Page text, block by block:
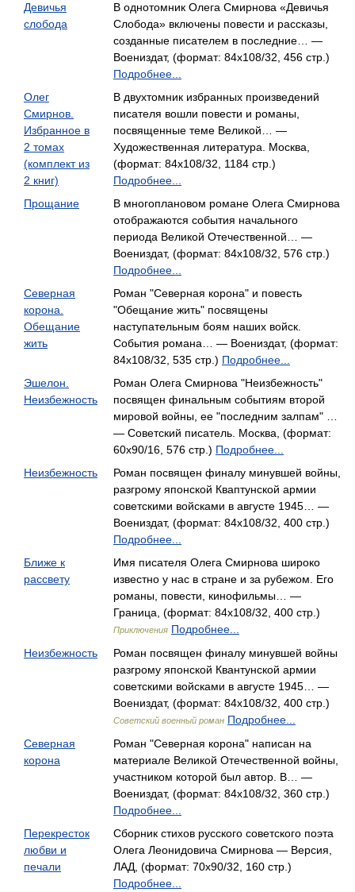
Девичья
слобода
В однотомник Олега Смирнова «Девичья
Слобода» включены повести и рассказы,
созданные писателем в последние… —
Воениздат, (формат: 84x108/32, 456 стр.)
Подробнее...
Олег
Смирнов.
Избранное в
2 томах
(комплект из
2 книг)
В двухтомник избранных произведений
писателя вошли повести и романы,
посвященные теме Великой… —
Художественная литература. Москва,
(формат: 84x108/32, 1184 стр.)
Подробнее...
Прощание
В многоплановом романе Олега Смирнова
отображаются события начального
периода Великой Отечественной… —
Воениздат, (формат: 84x108/32, 576 стр.)
Подробнее...
Северная
корона.
Обещание
жить
Роман "Северная корона" и повесть
"Обещание жить" посвящены
наступательным боям наших войск.
События романа… — Воениздат, (формат:
84x108/32, 535 стр.) Подробнее...
Эшелон.
Неизбежность
Роман Олега Смирнова "Неизбежность"
посвящен финальным событиям второй
мировой войны, ее "последним залпам" …
— Советский писатель. Москва, (формат:
60x90/16, 576 стр.) Подробнее...
Неизбежность
Роман посвящен финалу минувшей войны,
разгрому японской Кваптунской армии
советскими войсками в августе 1945… —
Воениздат, (формат: 84x108/32, 400 стр.)
Подробнее...
Ближе к
рассвету
Имя писателя Олега Смирнова широко
известно у нас в стране и за рубежом. Его
романы, повести, кинофильмы… —
Граница, (формат: 84x108/32, 400 стр.)
Приключения Подробнее...
Неизбежность
Роман посвящен финалу минувшей войны
разгрому японской Квантунской армии
советскими войсками в августе 1945… —
Воениздат, (формат: 84x108/32, 400 стр.)
Советский военный роман Подробнее...
Северная
корона
Роман "Северная корона" написан на
материале Великой Отечественной войны,
участником которой был автор. В… —
Воениздат, (формат: 84x108/32, 360 стр.)
Подробнее...
Перекресток
любви и
печали
Сборник стихов русского советского поэта
Олега Леонидовича Смирнова — Версия,
ЛАД, (формат: 70x90/32, 160 стр.)
Подробнее...